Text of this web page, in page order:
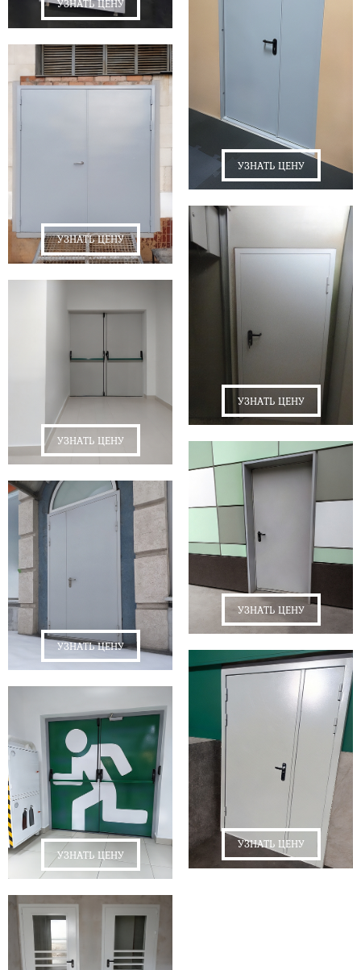
УЗНАТЬ ЦЕНУ
УЗНАТЬ ЦЕНУ
УЗНАТЬ ЦЕНУ
УЗНАТЬ ЦЕНУ
УЗНАТЬ ЦЕНУ
УЗНАТЬ ЦЕНУ
УЗНАТЬ ЦЕНУ
УЗНАТЬ ЦЕНУ
УЗНАТЬ ЦЕНУ